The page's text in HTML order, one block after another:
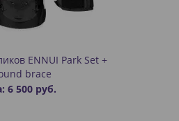
ENNUI Park Set +
brace
6 500 руб.